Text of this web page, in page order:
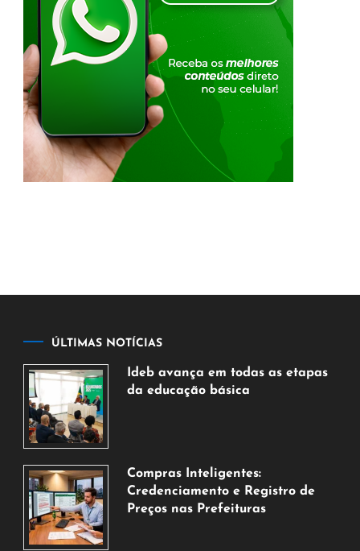
ÚLTIMAS NOTÍCIAS
Ideb avança em todas as etapas
da educação básica
de
2026
Compras Inteligentes:
Credenciamento e Registro de
Preços nas Prefeituras